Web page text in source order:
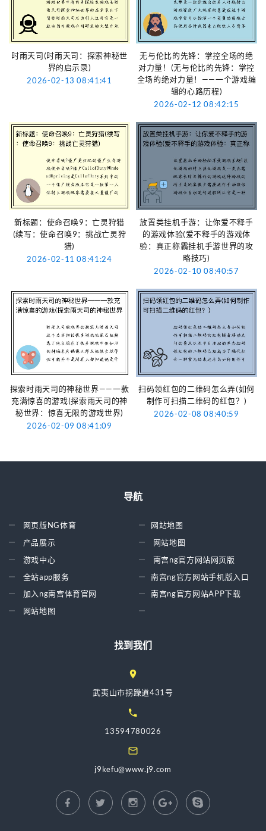
时雨天司(时雨天司：探索神秘世
界的启示录)
2026-02-13 08:41:41
无与伦比的先锋：掌控全场的绝
对力量！(无与伦比的先锋：掌控
全场的绝对力量！——一个游戏编
辑的心路历程)
2026-02-12 08:42:15
新标题：使命召唤9：亡灵狩猎
(续写：使命召唤9：挑战亡灵狩
猎)
2026-02-11 08:41:24
放置类挂机手游：让你爱不释手
的游戏体验(爱不释手的游戏体
验：真正称霸挂机手游世界的攻
略技巧)
2026-02-10 08:40:57
探索时雨天司的神秘世界——一款
充满惊喜的游戏(探索雨天司的神
秘世界：惊喜无限的游戏世界)
2026-02-09 08:41:09
扫码领红包的二维码怎么弄(如何
制作可扫描二维码的红包？)
2026-02-08 08:40:59
导航
网页版NG体育
产品展示
游戏中心
全站app服务
加入ng南宫体育官网
网站地图
网站地图
网站地图
南宫ng官方网站网页版
南宫ng官方网站手机版入口
南宫ng官方网站APP下载
找到我们
武夷山市拐躁道431号
13594780026
j9kefu@www.j9.com